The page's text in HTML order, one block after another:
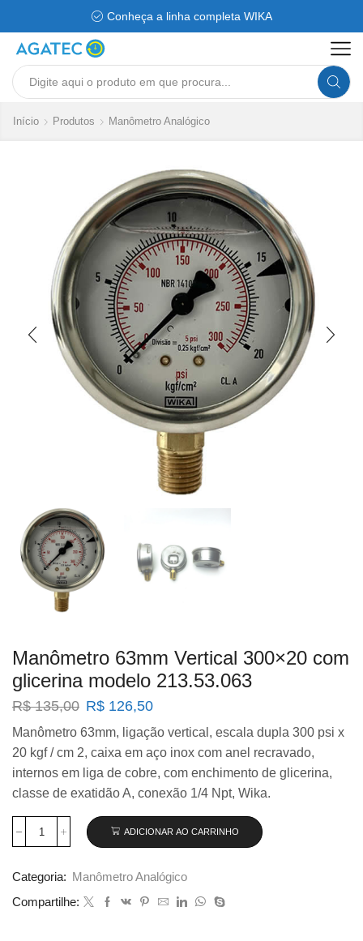
Conheça a linha completa WIKA
Search
Início Produtos Manômetro Analógico
Manômetro 63mm Vertical 300×20 com
glicerina modelo 213.53.063
R$135,00 O
original
era:
R$ 135,00.
R$ 126,50O
atual
é:
R$ 126,50.
Manômetro 63mm, ligação vertical, escala dupla 300 psi x
20 kgf / cm 2, caixa em aço inox com anel recravado,
internos em liga de cobre, com enchimento de glicerina,
classe de exatidão A, conexão 1/4 Npt, Wika.
Manômetro
300×20
com
glicerina
ADICIONAR AO CARRINHO
Categoria:
Manômetro Analógico
Compartilhe: